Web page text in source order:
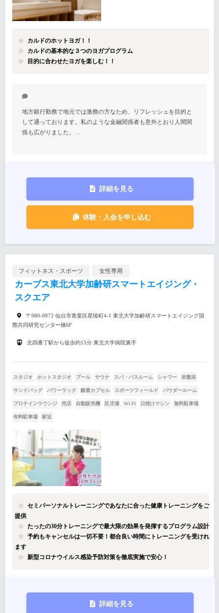
カルドのホットヨガ！！
カルドの基本的な３つのヨガプログラム
目的に合わせたヨガを楽しむ！！
地方銀行勤務で地元では激務の方なため、リフレッシュを目的と
して通っております。私のような金融関係者も意外とおり人間関
係も広がりました。…
詳細を見る
体験・入会を申し込む
フィットネス・スポーツ 女性専用
カーブス東北大学加齢研スマートエイジング・
スクエア
〒980-0872 仙台市青葉区星陵町4-1 東北大学加齢研スマートエイジング国
際共同研究センター棟6F
北四番丁駅から徒歩約15分 東北大学病院裏手
スタジオ ホットスタジオ プール サウナ スパ・バスルーム シャワー 岩盤浴
サンドバッグ パワーラック 酸素カプセル スポーツフィールド パウダールーム
プロテインラウンジ 売店 自動販売機 託児場 Wi-Fi 日焼けマシン 無料駐車場
有料駐車場 駅近
セミパーソナルトレーニングであなたに合った健康トレーニングをご
提供
たったの30分トレーニングで最大限の効果を発揮するプログラム設計
予約もキャンセルは一切不要！都合良い時間にトレーニングを受けれ
ます
新型コロナウイルス感染予防対策を徹底実施で安心！
詳細を見る